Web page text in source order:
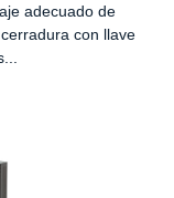
adecuado de
con llave